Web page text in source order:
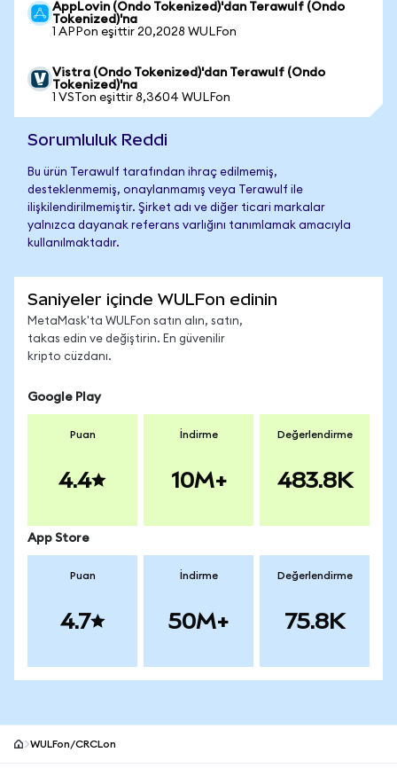
AppLovin (Ondo Tokenized)'dan Terawulf (Ondo
Tokenized)'na
1 APPon eşittir 20,2028 WULFon
Vistra (Ondo Tokenized)'dan Terawulf (Ondo
Tokenized)'na
1 VSTon eşittir 8,3604 WULFon
Sorumluluk Reddi
Bu ürün Terawulf tarafından ihraç edilmemiş,
desteklenmemiş, onaylanmamış veya Terawulf ile
ilişkilendirilmemiştir. Şirket adı ve diğer ticari markalar
yalnızca dayanak referans varlığını tanımlamak amacıyla
kullanılmaktadır.
Saniyeler içinde WULFon edinin
MetaMask'ta WULFon satın alın, satın,
takas edin ve değiştirin. En güvenilir
kripto cüzdanı.
Google Play
Puan
4.4
İndirme
10M+
Değerlendirme
483.8K
App Store
Puan
4.7
İndirme
50M+
Değerlendirme
75.8K
WULFon/CRCLon